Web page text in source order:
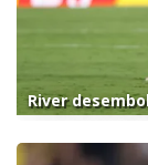
River